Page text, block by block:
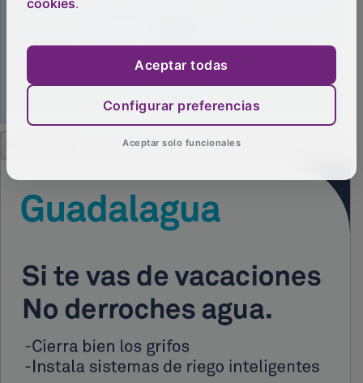
cookies.
Aceptar todas
Configurar preferencias
Aceptar solo funcionales